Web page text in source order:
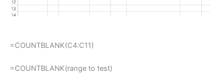
=COUNTBLANK(C4:C11)
=COUNTBLANK(range to test)